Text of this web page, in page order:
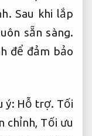
Sau khi lắp
sẵn sàng.
để đảm bảo
ý: Hỗ trợ. Tối
chỉnh, Tối ưu